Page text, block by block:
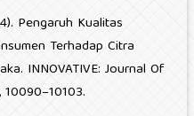
Pengaruh Kualitas
Terhadap Citra
INNOVATIVE: Journal Of